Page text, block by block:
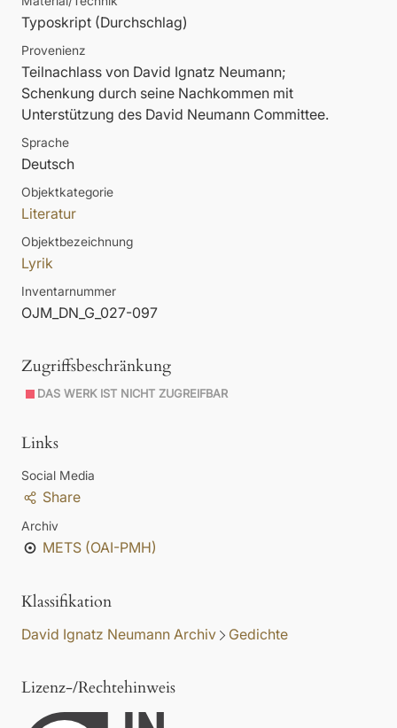
Typoskript (Durchschlag)
Provenienz
Teilnachlass von David Ignatz Neumann;
Schenkung durch seine Nachkommen mit
Unterstützung des David Neumann Committee.
Sprache
Deutsch
Objektkategorie
Literatur
Objektbezeichnung
Lyrik
Inventarnummer
OJM_DN_G_027-097
Zugriffsbeschränkung
DAS WERK IST NICHT ZUGREIFBAR
Links
Social Media
Share
Archiv
METS (OAI-PMH)
Klassifikation
David Ignatz Neumann Archiv Gedichte
Lizenz-/Rechtehinweis